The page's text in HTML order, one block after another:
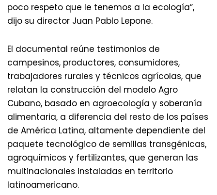
poco respeto que le tenemos a la ecología”,
dijo su director Juan Pablo Lepone.
El documental reúne testimonios de
campesinos, productores, consumidores,
trabajadores rurales y técnicos agrícolas, que
relatan la construcción del modelo Agro
Cubano, basado en agroecología y soberanía
alimentaria, a diferencia del resto de los países
de América Latina, altamente dependiente del
paquete tecnológico de semillas transgénicas,
agroquímicos y fertilizantes, que generan las
multinacionales instaladas en territorio
latinoamericano.